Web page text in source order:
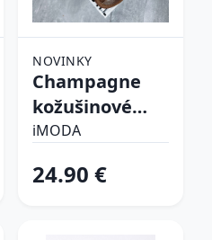
NOVINKY
Champagne
kožušinové
šľapky
iMODA
24.90 €